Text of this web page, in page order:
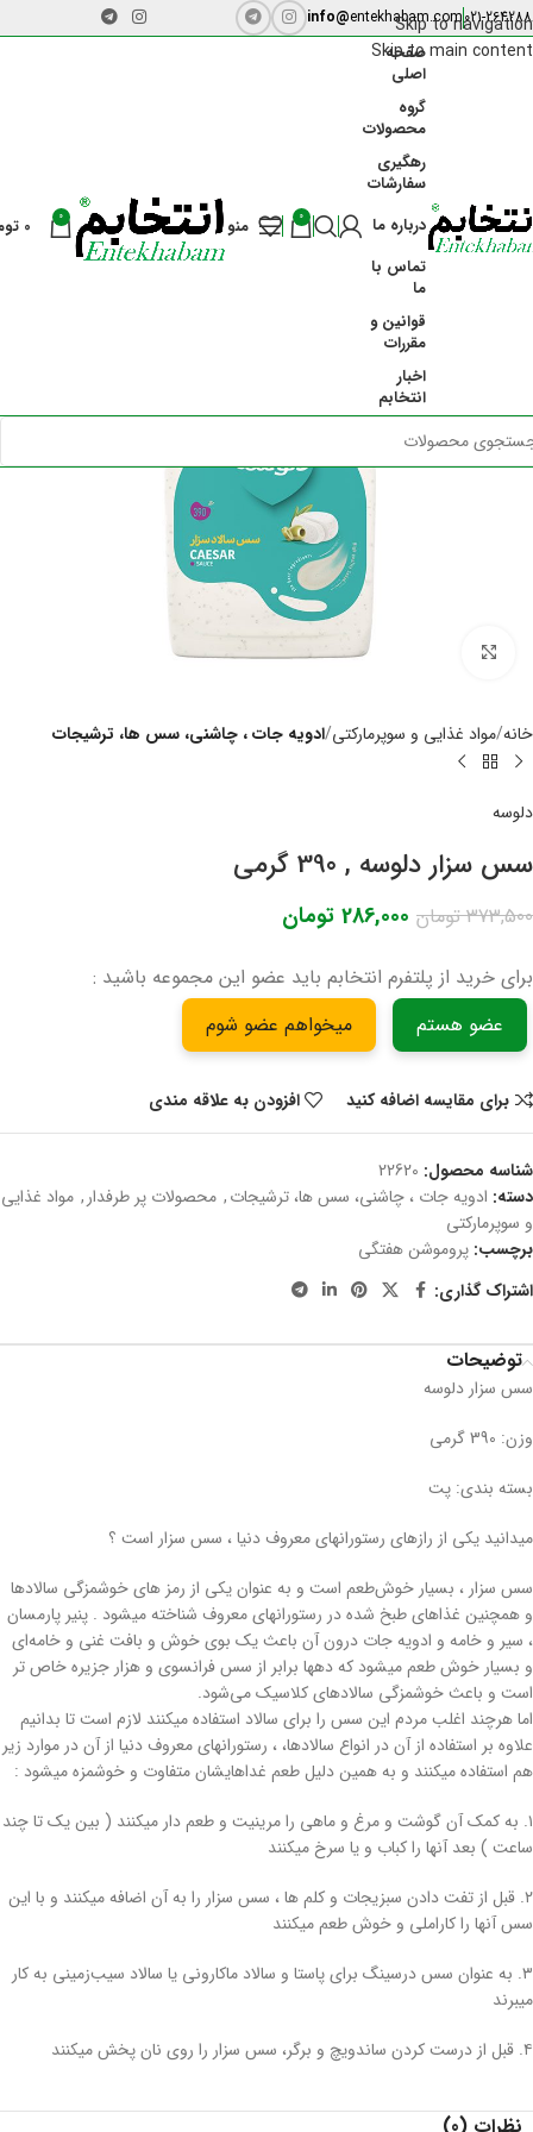
Skip to navigation
Skip to main content
021-
info@entekhabam.com
صفحه
اصلی
گروه
محصولات
رهگیری
سفارشات
درباره ما
تماس با
ما
قوانین و
مقررات
اخبار
انتخابم
0 منو 0
0
-23%
برای بزرگنمایی کلیک کنید
خانه مواد غذایی و سوپرمارکتی ادویه جات ، چاشنی، سس ها، ترشیجات
دلوسه
سس سزار دلوسه , 390 گرمی
373,500تومان 286,000 تومان
برای خرید از پلتفرم انتخابم باید عضو این مجموعه باشید :
عضو هستم
میخواهم عضو شوم
برای مقایسه اضافه کنید افزودن به علاقه مندی
شناسه محصول: 22620
دسته: ادویه جات ، چاشنی، سس ها، ترشیجات, محصولات پر طرفدار, مواد غذایی
و سوپرمارکتی
برچسب: پروموشن هفتگی
اشتراک گذاری:
توضیحات
سس سزار دلوسه
وزن: 390 گرمی
بسته بندی: پت
میدانید یکی از رازهای رستورانهای معروف دنیا ، سس سزار است ؟
سس سزار ، بسیار خوش‌طعم است و به عنوان یکی از رمز های خوشمزگی سالادها
و همچنین غذاهای طبخ شده در رستورانهای معروف شناخته میشود . پنیر پارمسان
، سیر و خامه و ادویه جات درون آن باعث یک بوی خوش و بافت غنی و خامه‌ای
و بسیار خوش طعم میشود که دهها برابر از سس فرانسوی و هزار جزیره خاص تر
است و باعث خوشمزگی سالادهای کلاسیک می‌شود.
اما هرچند اغلب مردم این سس را برای سالاد استفاده میکنند لازم است تا بدانیم
علاوه بر استفاده از آن در انواع سالادها، ، رستورانهای معروف دنیا از آن در موارد زیر
هم استفاده میکنند و به همین دلیل طعم غداهایشان متفاوت و خوشمزه میشود :
۱. به کمک آن گوشت و مرغ و ماهی را مرینیت و طعم دار میکنند ( بین یک تا چند
ساعت ) بعد آنها را کباب و یا سرخ میکنند
۲. قبل از تفت دادن سبزیجات و کلم ها ، سس سزار را به آن اضافه میکنند و با این
سس آنها را کاراملی و خوش طعم میکنند
۳. به عنوان سس درسینگ برای پاستا و سالاد ماکارونی یا سالاد سیب‌زمینی به کار
میبرند
۴. قبل از درست کردن ساندویچ و برگر، سس سزار را روی نان پخش میکنند